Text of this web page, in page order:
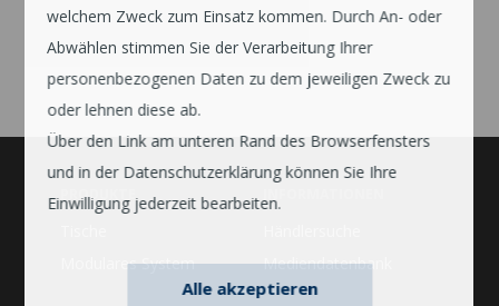
welchem Zweck zum Einsatz kommen. Durch An- oder
Abwählen stimmen Sie der Verarbeitung Ihrer
personenbezogenen Daten zu dem jeweiligen Zweck zu
oder lehnen diese ab.
Über den Link am unteren Rand des Browserfensters
und in der Datenschutzerklärung können Sie Ihre
Einwilligung jederzeit bearbeiten.
Alle akzeptieren
PRODUKTE
Modulares System
Mediendatenbank